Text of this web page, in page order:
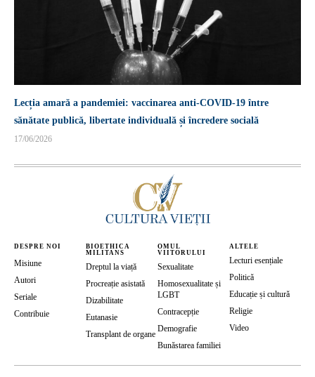
Lecția amară a pandemiei: vaccinarea anti-COVID-19 între
sănătate publică, libertate individuală și încredere socială
17/06/2026
DESPRE NOI
Misiune
Autori
Seriale
Contribuie
BIOETHICA
MILITANS
Dreptul la viață
Procreație asistată
Dizabilitate
Eutanasie
Transplant de organe
OMUL
VIITORULUI
Sexualitate
Homosexualitate și
LGBT
Contracepție
Demografie
Bunăstarea familiei
ALTELE
Lecturi esențiale
Politică
Educație și cultură
Religie
Video